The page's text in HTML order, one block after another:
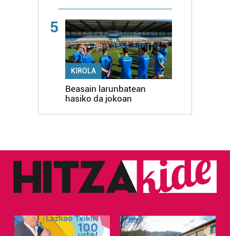
5
KIROLA
Beasain larunbatean
hasiko da jokoan